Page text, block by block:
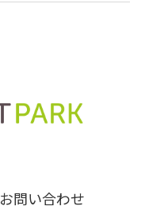
お問い合わせ